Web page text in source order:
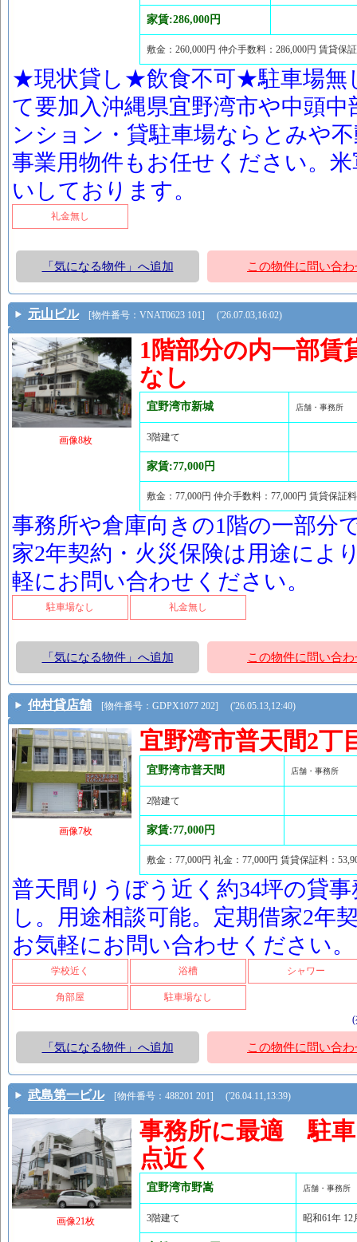
家賃:286,000円
敷金：260,000円 仲介手数料：286,000円 賃貸
★現状貸し★飲食不可★駐車場無
て要加入沖縄県宜野湾市や中頭
ンション・貸駐車場ならとみや
事業用物件もお任せください。
いしております。
礼金無し
「気になる物件」へ追加 この物件に問い合わ
元山ビル[物件番号：VNAT0623 101] ('26.07.03,16:02)
画像8枚
1階部分の内一部賃
なし
宜野湾市新城 店舗・事務所
3階建て
家賃:77,000円
敷金：77,000円 仲介手数料：77,000円 賃貸保
事務所や倉庫向きの1階の一部分
家2年契約・火災保険は用途によ
軽にお問い合わせください。
駐車場なし 礼金無し
「気になる物件」へ追加 この物件に問い合わ
仲村貸店舗 [物件番号：GDPX1077 202] ('26.05.13,12:40)
画像7枚
宜野湾市普天間2丁
宜野湾市普天間 店舗・事務所
2階建て
家賃:77,000円
敷金：77,000円 礼金：77,000円 賃貸保証料：
普天間りうぼう近く約34坪の貸
し。用途相談可能。定期借家2年
お気軽にお問い合わせください。
学校近く 浴槽 シャワー
角部屋
駐車場なし
(
「気になる物件」へ追加 この物件に問い合わ
武島第一ビル[物件番号：488201 201] ('26.04.11,13:39)
画像21枚
事務所に最適 駐車
点近く
宜野湾市野嵩 店舗・事務所
3階建て 昭和61年 12